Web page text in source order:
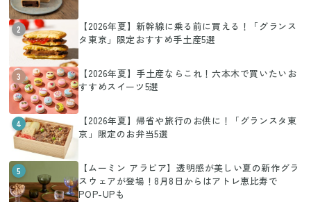
2
【2026年夏】新幹線に乗る前に買える！「グランス
タ東京」限定おすすめ手土産5選
3
【2026年夏】手土産ならこれ！六本木で買いたいお
すすめスイーツ5選
4
【2026年夏】帰省や旅行のお供に！「グランスタ東
京」限定のお弁当5選
5
【ムーミン アラビア】透明感が美しい夏の新作グラ
スウェアが登場！8月8日からはアトレ恵比寿で
POP-UPも